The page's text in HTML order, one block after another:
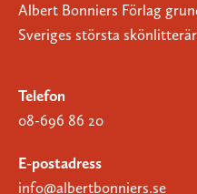
Albert Bonniers Förlag
Sveriges största
Telefon
08-696 86 20
E-postadress
info@albertbonniers.se